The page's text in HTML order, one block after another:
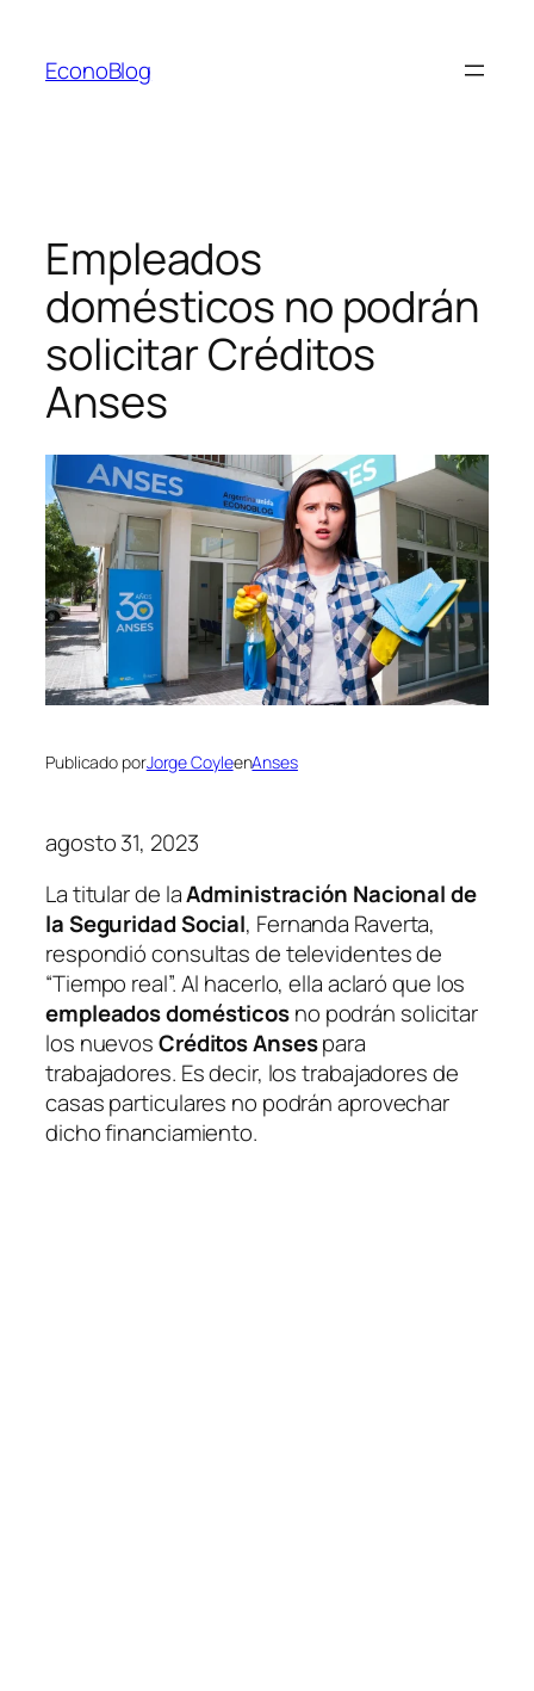
contenido
EconoBlog
Empleados
domésticos no podrán
solicitar Créditos
Anses
Publicado porJorge CoyleenAnses
agosto 31, 2023
La titular de laAdministración Nacional de
la Seguridad Social, Fernanda Raverta,
respondió consultas de televidentes de
“Tiempo real”. Al hacerlo, ella aclaró que los
empleados domésticosno podrán solicitar
los nuevosCréditos Ansespara
trabajadores. Es decir, los trabajadores de
casas particulares no podrán aprovechar
dicho financiamiento.